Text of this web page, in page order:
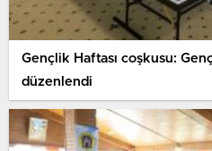
Gençlik Haftası coşkusu:
düzenlendi